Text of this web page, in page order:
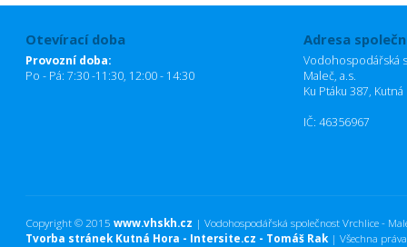
Otevírací doba
Provozní doba:
Po - Pá: 7:30 -11:30, 12:00 - 14:30
Adresa
Vodohospodářská
Maleč, a.s.
Ku Ptáku 387,
IČ: 46356967
Copyright © 2015 www.vhskh.cz | Vodohospodářská společnost Vrchlice -
Tvorba stránek Kutná Hora - Intersite.cz - Tomáš Rak | Všechna